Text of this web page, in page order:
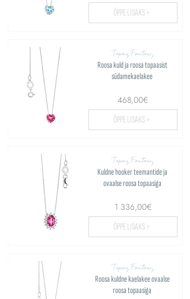
ÕPPE LISAKS >
Topaz Fantasy
Roosa kuld ja roosa topaasist
südamekaelakee
468,00€
ÕPPE LISAKS >
Topaz Fantasy
Kuldne hooker teemantide ja
ovaalse roosa topaasiga
1 336,00€
ÕPPE LISAKS >
Topaz Fantasy
Roosa kuldne kaelakee ovaalse
roosa topaasiga